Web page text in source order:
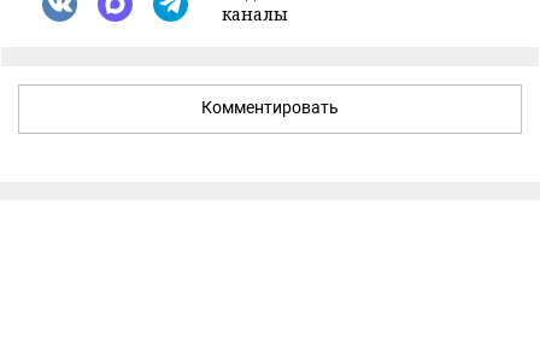
каналы
Комментировать